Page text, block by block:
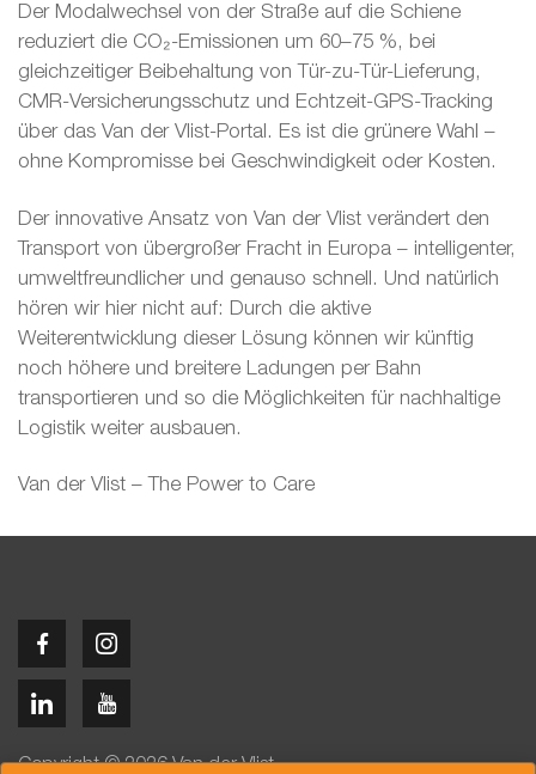
Der Modalwechsel von der Straße auf die Schiene
reduziert die CO₂-Emissionen um 60–75 %, bei
gleichzeitiger Beibehaltung von Tür-zu-Tür-Lieferung,
CMR-Versicherungsschutz und Echtzeit-GPS-Tracking
über das Van der Vlist-Portal. Es ist die grünere Wahl –
ohne Kompromisse bei Geschwindigkeit oder Kosten.
Der innovative Ansatz von Van der Vlist verändert den
Transport von übergroßer Fracht in Europa – intelligenter,
umweltfreundlicher und genauso schnell. Und natürlich
hören wir hier nicht auf: Durch die aktive
Weiterentwicklung dieser Lösung können wir künftig
noch höhere und breitere Ladungen per Bahn
transportieren und so die Möglichkeiten für nachhaltige
Logistik weiter ausbauen.
Van der Vlist – The Power to Care
Copyright © 2026 Van der Vlist